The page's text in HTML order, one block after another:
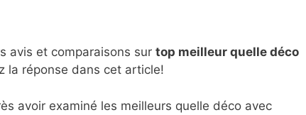
avis et comparaisons sur top meilleur quelle déco
la réponse dans cet article!
avoir examiné les meilleurs quelle déco avec